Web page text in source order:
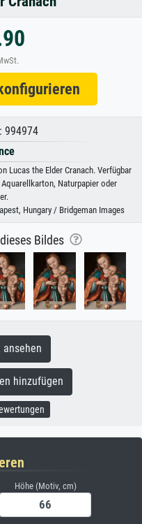
994974
Lucas the Elder Cranach. Verfügbar
Naturpapier oder
Hungary / Bridgeman Images
Bildes
hinzufügen
Höhe (Motiv, cm)